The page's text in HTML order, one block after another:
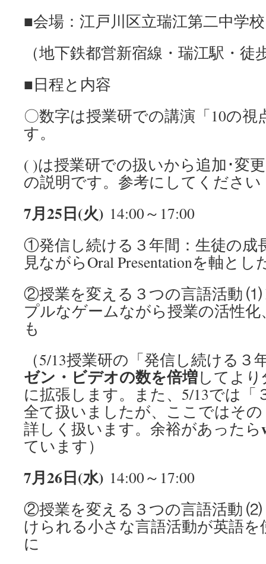
■会場：江戸川区立瑞江第二中学校
（地下鉄都営新宿線・瑞江駅・徒
■日程と内容
〇数字は授業研での講演「10の
す。
( )は授業研での扱いから追加･変
の説明です。参考にしてください
7月25日(火) 14:00～17:00
①発信し続ける３年間：生徒の成
見ながらOral Presentationを軸と
②授業を変える３つの言語活動 ⑴
プルなゲームながら授業の活性
も
（5/13授業研の「発信し続ける３
ゼン・ビデオの数を倍増してよ
に拡張します。また、5/13では「
全て扱いましたが、ここではそ
詳しく扱います。余裕があったら
ています）
7月26日(水) 14:00～17:00
②授業を変える３つの言語活動 ⑵
けられる小さな言語活動が英語
に